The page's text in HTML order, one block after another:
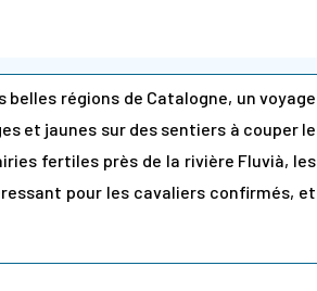
régions de Catalogne, un voyage
et jaunes sur des sentiers à couper le
fertiles près de la rivière Fluvià, les
pour les cavaliers confirmés, et